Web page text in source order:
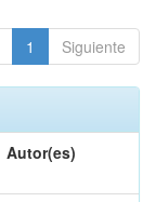
1 Siguiente
Autor(es)